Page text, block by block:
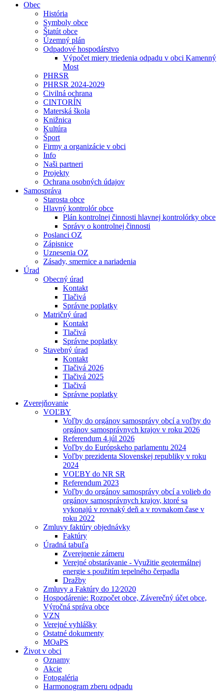
Obec
História
Symboly obce
Štatút obce
Územný plán
Odpadové hospodárstvo
Výpočet miery triedenia odpadu v obci Kamenný
Most
PHRSR
PHRSR 2024-2029
Civilná ochrana
CINTORÍN
Materská škola
Knižnica
Kultúra
Šport
Firmy a organizácie v obci
Info
Naši partneri
Projekty
Ochrana osobných údajov
Samospráva
Starosta obce
Hlavný kontrolór obce
Plán kontrolnej činnosti hlavnej kontrolórky obce
Správy o kontrolnej činnosti
Poslanci OZ
Zápisnice
Uznesenia OZ
Zásady, smernice a nariadenia
Úrad
Obecný úrad
Kontakt
Tlačivá
Správne poplatky
Matričný úrad
Kontakt
Tlačivá
Správne poplatky
Stavebný úrad
Kontakt
Tlačivá 2026
Tlačivá 2025
Tlačivá
Správne poplatky
Zverejňovanie
VOĽBY
Voľby do orgánov samosprávy obcí a voľby do
orgánov samosprávnych krajov v roku 2026
Referendum 4.júl 2026
Voľby do Európskeho parlamentu 2024
Voľby prezidenta Slovenskej republiky v roku
2024
VOĽBY do NR SR
Referendum 2023
Voľby do orgánov samosprávy obcí a volieb do
orgánov samosprávnych krajov, ktoré sa
vykonajú v rovnaký deň a v rovnakom čase v
roku 2022
Zmluvy faktúry objednávky
Faktúry
Úradná tabuľa
Zverejnenie zámeru
Verejné obstarávanie - Využitie geotermálnej
energie s použitím tepelného čerpadla
Dražby
Zmluvy a Faktúry do 12⁄2020
Hospodárenie: Rozpočet obce, Záverečný účet obce,
Výročná správa obce
VZN
Verejné vyhlášky
Ostatné dokumenty
MOaPS
Život v obci
Oznamy
Akcie
Fotogaléria
Harmonogram zberu odpadu